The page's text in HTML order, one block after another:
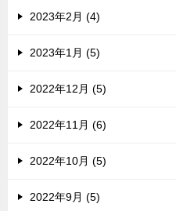
2023年2月 (4)
2023年1月 (5)
2022年12月 (5)
2022年11月 (6)
2022年10月 (5)
2022年9月 (5)